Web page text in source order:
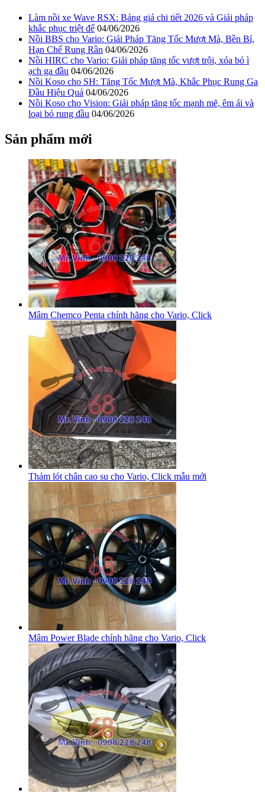
Làm nồi xe Wave RSX: Bảng giá chi tiết 2026 và Giải pháp
khắc phục triệt để 04/06/2026
Nồi BBS cho Vario: Giải Pháp Tăng Tốc Mượt Mà, Bền Bỉ,
Hạn Chế Rung Rần 04/06/2026
Nồi HIRC cho Vario: Giải pháp tăng tốc vượt trội, xóa bỏ ì
ạch ga đầu 04/06/2026
Nồi Koso cho SH: Tăng Tốc Mượt Mà, Khắc Phục Rung Ga
Đầu Hiệu Quả 04/06/2026
Nồi Koso cho Vision: Giải pháp tăng tốc mạnh mẽ, êm ái và
loại bỏ rung đầu 04/06/2026
Sản phẩm mới
Mâm Chemco Penta chính hãng cho Vario, Click
Thảm lót chân cao su cho Vario, Click mẫu mới
Mâm Power Blade chính hãng cho Vario, Click